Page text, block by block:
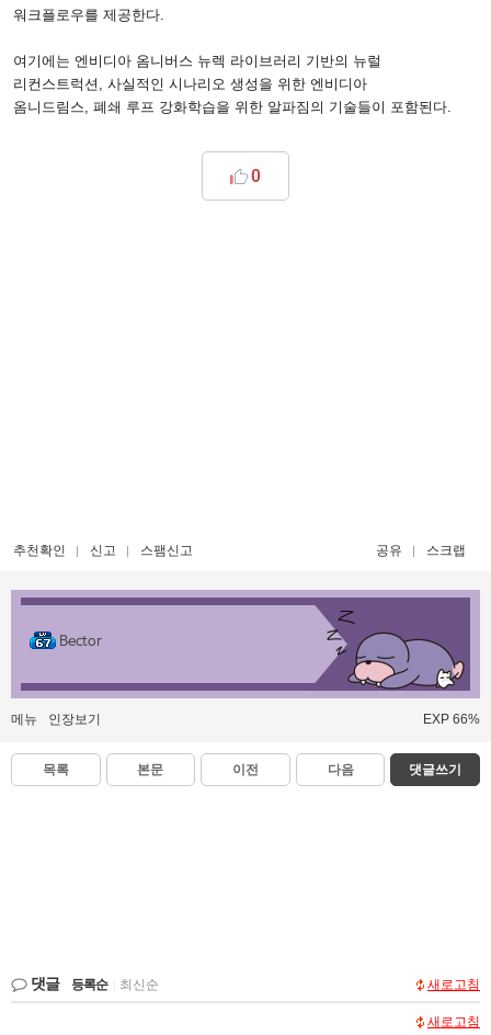
워크플로우를 제공한다.
여기에는 엔비디아 옴니버스 뉴렉 라이브러리 기반의 뉴럴
리컨스트럭션 , 사실적인 시나리오 생성을 위한 엔비디아
옴니드림스, 폐쇄 루프 강화학습을 위한 알파짐의 기술들이 포함된다.
0
추천확인 신고 스팸신고 공유 스크랩
Bector
메뉴 인장보기 EXP 66%
목록 본문 이전 다음 댓글쓰기
댓글 등록순 최신순 새로고침
새로고침